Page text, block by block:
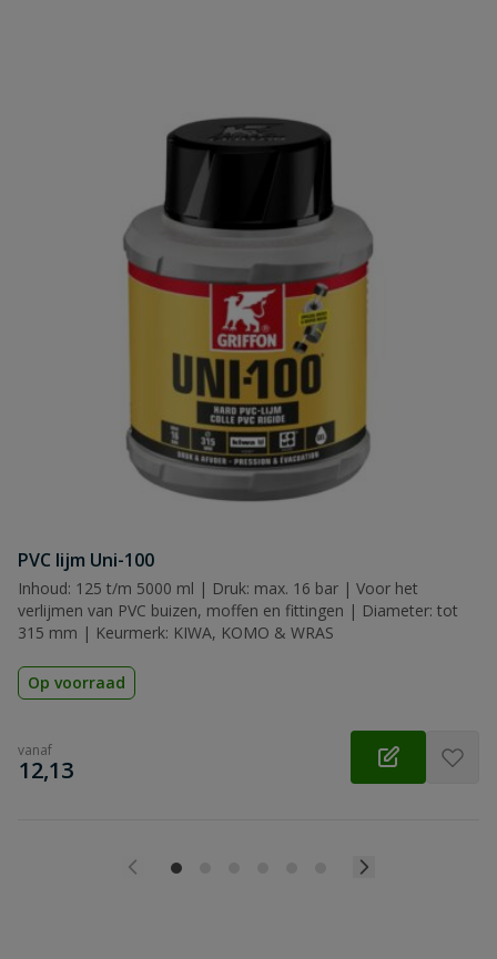
PVC lijm Uni-100
Inhoud: 125 t/m 5000 ml | Druk: max. 16 bar | Voor het
verlijmen van PVC buizen, moffen en fittingen | Diameter: tot
315 mm | Keurmerk: KIWA, KOMO & WRAS
Op voorraad
vanaf
€
12,13